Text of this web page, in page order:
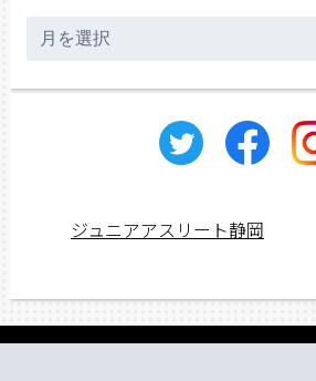
ー
ジュニアアスリート静岡